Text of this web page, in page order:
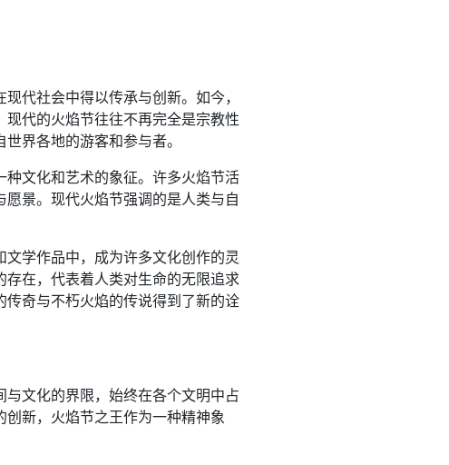
代社会中得以传承与创新。如今，
代的火焰节往往不再完全是宗教性
界各地的游客和参与者。
文化和艺术的象征。许多火焰节活
景。现代火焰节强调的是人类与自
学作品中，成为许多文化创作的灵
在，代表着人类对生命的无限追求
奇与不朽火焰的传说得到了新的诠
文化的界限，始终在各个文明中占
新，火焰节之王作为一种精神象